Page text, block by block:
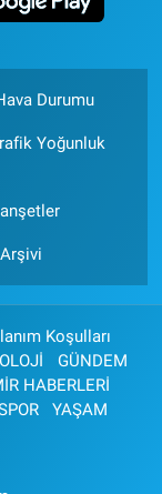
Durumu
Yoğunluk
Koşulları
GÜNDEM
HABERLERİ
YAŞAM